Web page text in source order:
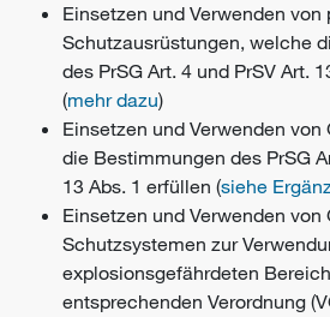
Einsetzen und Verwenden von
Schutzausrüstungen, welche
des PrSG Art. 4 und PrSV Art.
(mehr dazu)
Einsetzen und Verwenden
die Bestimmungen des PrSG
13 Abs. 1 erfüllen (siehe
Einsetzen und Verwenden von
Schutzsystemen zur
explosionsgefährdeten
entsprechenden Verordnung